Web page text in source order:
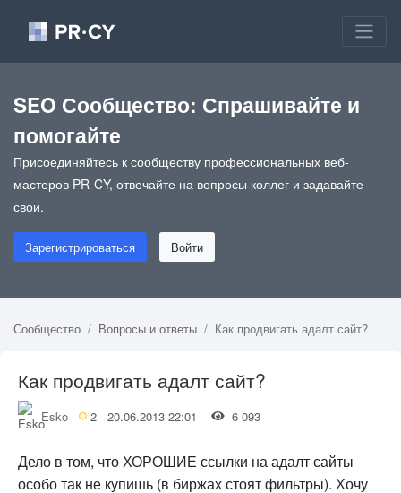
SEO Сообщество: Спрашивайте и
помогайте
Присоединяйтесь к сообществу профессиональных веб-
мастеров PR-CY, отвечайте на вопросы коллег и задавайте
свои.
Зарегистрироваться Войти
Сообщество Вопросы и ответы Как продвигать адалт сайт?
Как продвигать адалт сайт?
Esko 2 20.06.2013 22:01 6 093
Дело в том, что ХОРОШИЕ ссылки на адалт сайты
особо так не купишь (в биржах стоят фильтры). Хочу